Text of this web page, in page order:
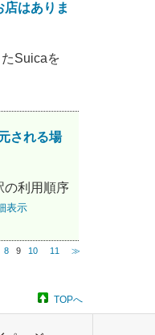
はありま
Suicaを
される場
の利用順序
表示
8 9 10 11 ≫
TOPへ